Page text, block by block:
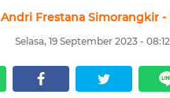
Andri Frestana Simorangkir -
Selasa, 19 September 2023 -